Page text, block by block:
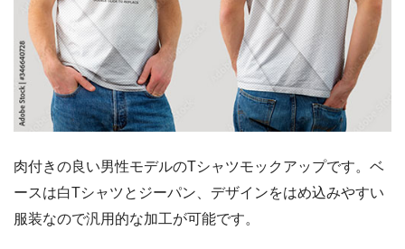
肉付きの良い男性モデルのTシャツモックアップです。ベ
ースは白Tシャツとジーパン、デザインをはめ込みやすい
服装なので汎用的な加工が可能です。